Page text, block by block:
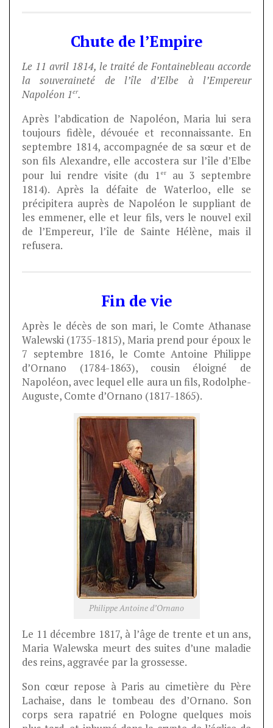
Chute de l’Empire
Le 11 avril 1814, le traité de Fontainebleau accorde
la souveraineté de l’île d’Elbe à l’Empereur
Napoléon 1er.
Après l’abdication de Napoléon, Maria lui sera
toujours fidèle, dévouée et reconnaissante. En
septembre 1814, accompagnée de sa sœur et de
son fils Alexandre, elle accostera sur l’île d’Elbe
pour lui rendre visite (du 1 erau 3 septembre
1814). Après la défaite de Waterloo, elle se
précipitera auprès de Napoléon le suppliant de
les emmener, elle et leur fils, vers le nouvel exil
de l’Empereur, l’île de Sainte Hélène, mais il
refusera.
Fin de vie
Après le décès de son mari, le Comte Athanase
Walewski (1735-1815), Maria prend pour époux le
7 septembre 1816, le Comte Antoine Philippe
d’Ornano (1784-1863), cousin éloigné de
Napoléon, avec lequel elle aura un fils, Rodolphe-
Auguste, Comte d’Ornano (1817-1865).
Philippe Antoine d’Ornano
Le 11 décembre 1817, à l’âge de trente et un ans,
Maria Walewska meurt des suites d’une maladie
des reins, aggravée par la grossesse.
Son cœur repose à Paris au cimetière du Père
Lachaise, dans le tombeau des d’Ornano. Son
corps sera rapatrié en Pologne quelques mois